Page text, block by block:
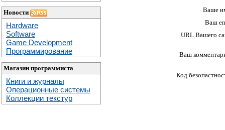
Новости
Hardware
Software
Game Development
Программирование
Магазин программиста
Книги и журналы
Операционные системы
Коллекции текстур
Ваше
Ваш
URL Вашего
Ваш
Код